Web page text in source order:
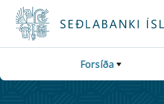
Fara beint í Meginmál
Forsíða